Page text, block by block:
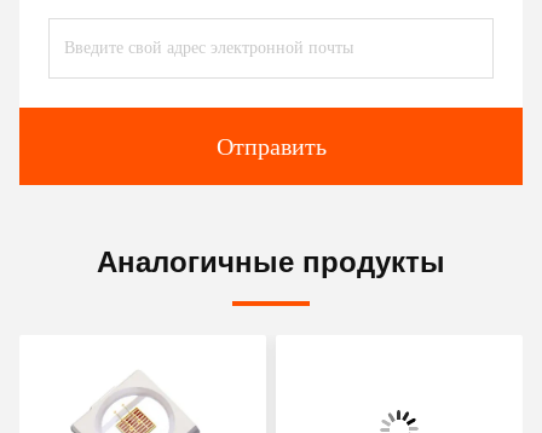
Отправить
Аналогичные продукты